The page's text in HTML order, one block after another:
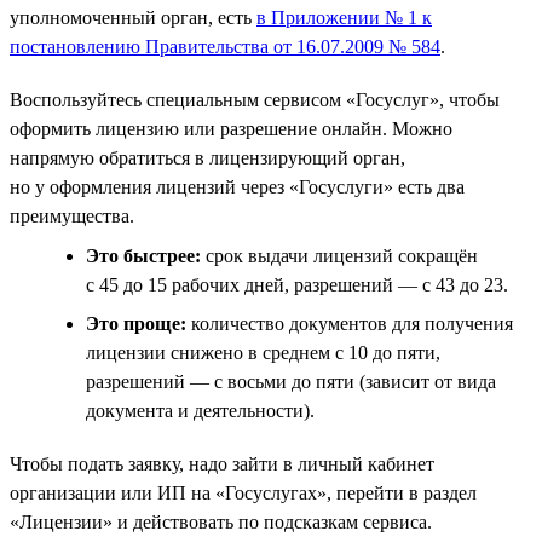
уполномоченный орган, есть в Приложении № 1 к
постановлению Правительства от 16.07.2009 № 584.
Воспользуйтесь специальным сервисом «Госуслуг», чтобы
оформить лицензию или разрешение онлайн. Можно
напрямую обратиться в лицензирующий орган,
но у оформления лицензий через «Госуслуги» есть два
преимущества.
Это быстрее: срок выдачи лицензий сокращён
с 45 до 15 рабочих дней, разрешений — с 43 до 23.
Это проще: количество документов для получения
лицензии снижено в среднем с 10 до пяти,
разрешений — с восьми до пяти (зависит от вида
документа и деятельности).
Чтобы подать заявку, надо зайти в личный кабинет
организации или ИП на «Госуслугах», перейти в раздел
«Лицензии» и действовать по подсказкам сервиса.